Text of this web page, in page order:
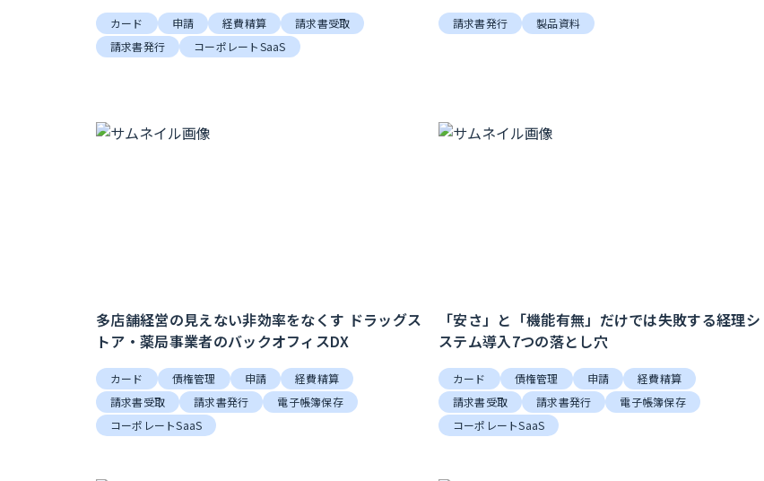
カード 申請 経費精算
請求書受取
請求書発行
コーポレートSaaS
請求書発行 製品資料
多店舗経営の見えない非効率をなくす ドラッグス
トア・薬局事業者のバックオフィスDX
カード 債権管理 申請
経費精算
請求書受取
請求書発行
電子帳簿保存
コーポレートSaaS
「安さ」と「機能有無」だけでは失敗する経理シ
ステム導入7つの落とし穴
カード 債権管理 申請
経費精算
請求書受取
請求書発行
電子帳簿保存
コーポレートSaaS